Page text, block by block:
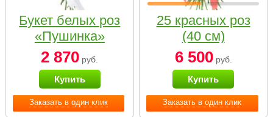
Заказать в один клик
Букет белых роз
«Пушинка»
2 870 руб.
Купить
Заказать в один клик
25 красных роз
(40 см)
6 500руб.
Купить